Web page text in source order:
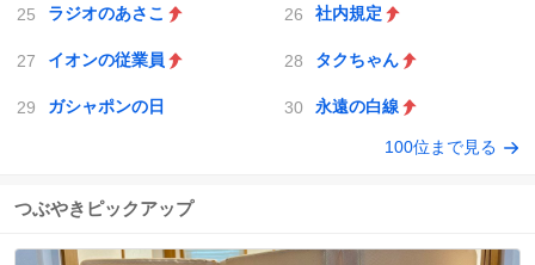
ラジオのあさこ 社内規定
イオンの従業員 タクちゃん
ガシャポンの日 永遠の白線
100位まで見る
つぶやきピックアップ